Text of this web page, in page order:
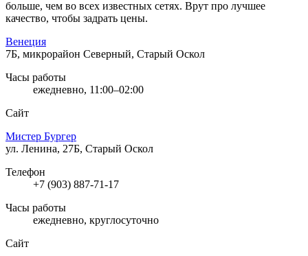
больше, чем во всех известных сетях. Врут про лучшее
качество, чтобы задрать цены.
Венеция
7Б, микрорайон Северный, Старый Оскол
Часы работы
ежедневно, 11:00–02:00
Сайт
Мистер Бургер
ул. Ленина, 27Б, Старый Оскол
Телефон
+7 (903) 887-71-17
Часы работы
ежедневно, круглосуточно
Сайт